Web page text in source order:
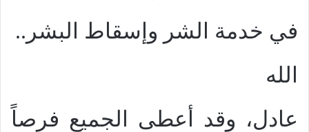
في خدمة الشر وإسقاط البشر..
الله
عادل، وقد أعطى الجميع فرصاً